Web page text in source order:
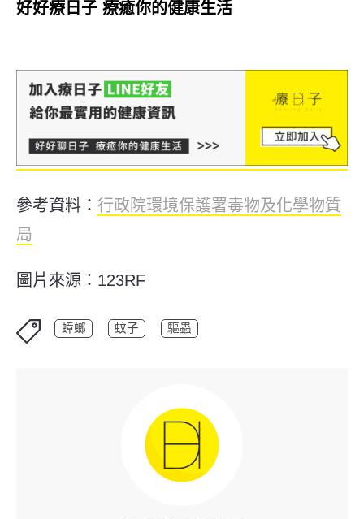
好好療日子 療癒你的健康生活
參考資料： 行政院環境保護署毒物及化學物質
局
圖片來源：123RF
蟑螂 蚊子 驅蟲